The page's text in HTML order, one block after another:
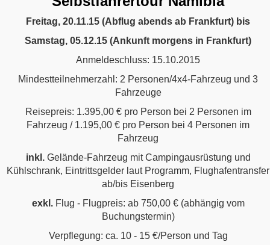
Freitag, 20.11.15 (Abflug abends ab Frankfurt) bis
Samstag, 05.12.15 (Ankunft morgens in Frankfurt)
Anmeldeschluss: 15.10.2015
Mindestteilnehmerzahl: 2 Personen/4x4-Fahrzeug und 3
Fahrzeuge
Reisepreis: 1.395,00 € pro Person bei 2 Personen im
Fahrzeug / 1.195,00 € pro Person bei 4 Personen im
Fahrzeug
inkl.Gelände-Fahrzeug mit Campingausrüstung und
Kühlschrank, Eintrittsgelder laut Programm, Flughafentransfer
ab/bis Eisenberg
exkl.Flug - Flugpreis: ab 750,00 € (abhängig vom
Buchungstermin)
Verpflegung: ca. 10 - 15 €/Person und Tag